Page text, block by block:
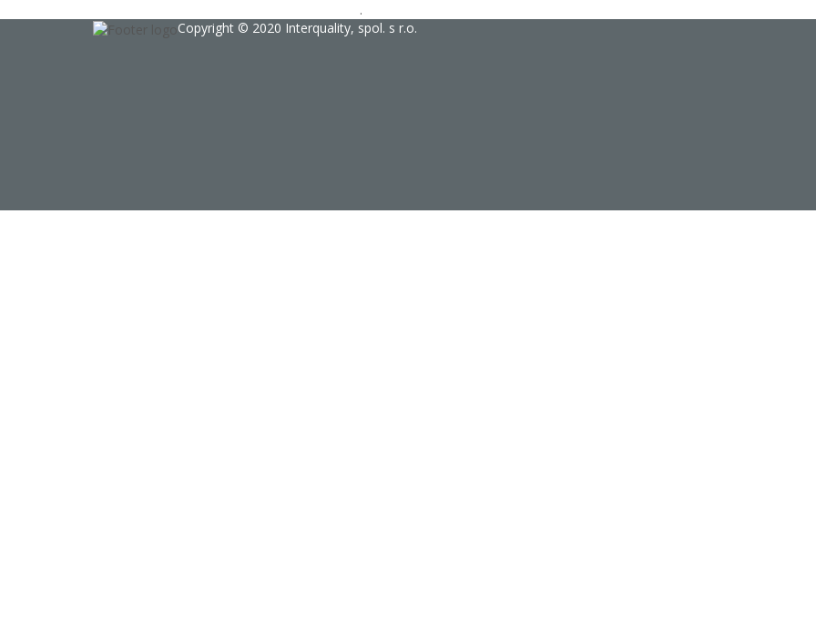
.
Copyright © 2020 Interquality, spol. s r.o.